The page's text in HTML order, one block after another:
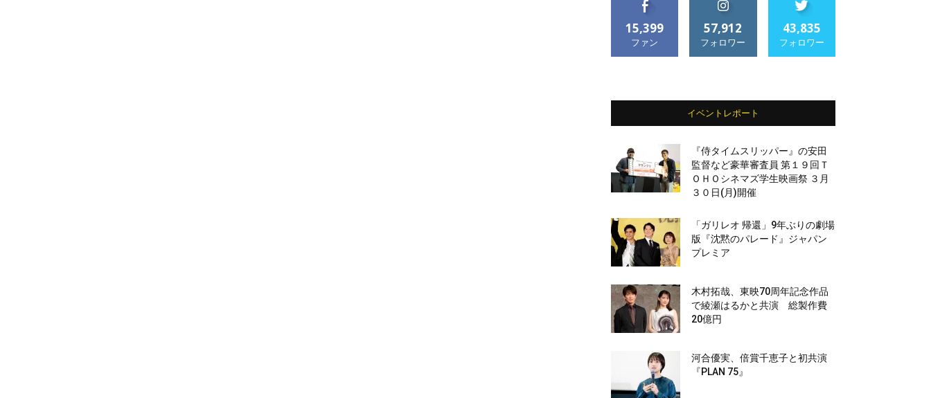
15,399
ファン
57,912
フォロワー
43,835
フォロワー
イベントレポート
『侍タイムスリッパー』の安田
監督など豪華審査員 第１９回Ｔ
ＯＨＯシネマズ学生映画祭 ３月
３０日(月)開催
「ガリレオ 帰還」9年ぶりの劇場
版『沈黙のパレード』ジャパン
プレミア
木村拓哉、東映70周年記念作品
で綾瀬はるかと共演 総製作費
20億円
河合優実、倍賞千恵子と初共演
『PLAN 75』